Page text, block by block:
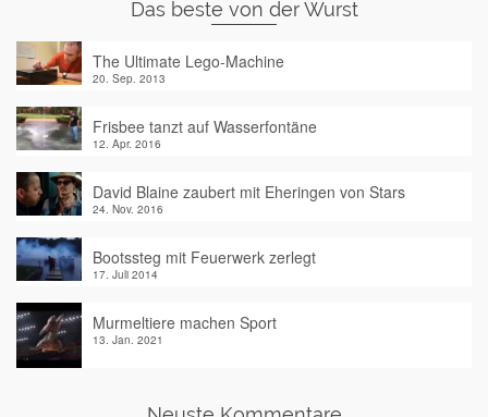
Das beste von der Wurst
The Ultimate Lego-Machine
20. Sep. 2013
Frisbee tanzt auf Wasserfontäne
12. Apr. 2016
David Blaine zaubert mit Eheringen von Stars
24. Nov. 2016
Bootssteg mit Feuerwerk zerlegt
17. Juli 2014
Murmeltiere machen Sport
13. Jan. 2021